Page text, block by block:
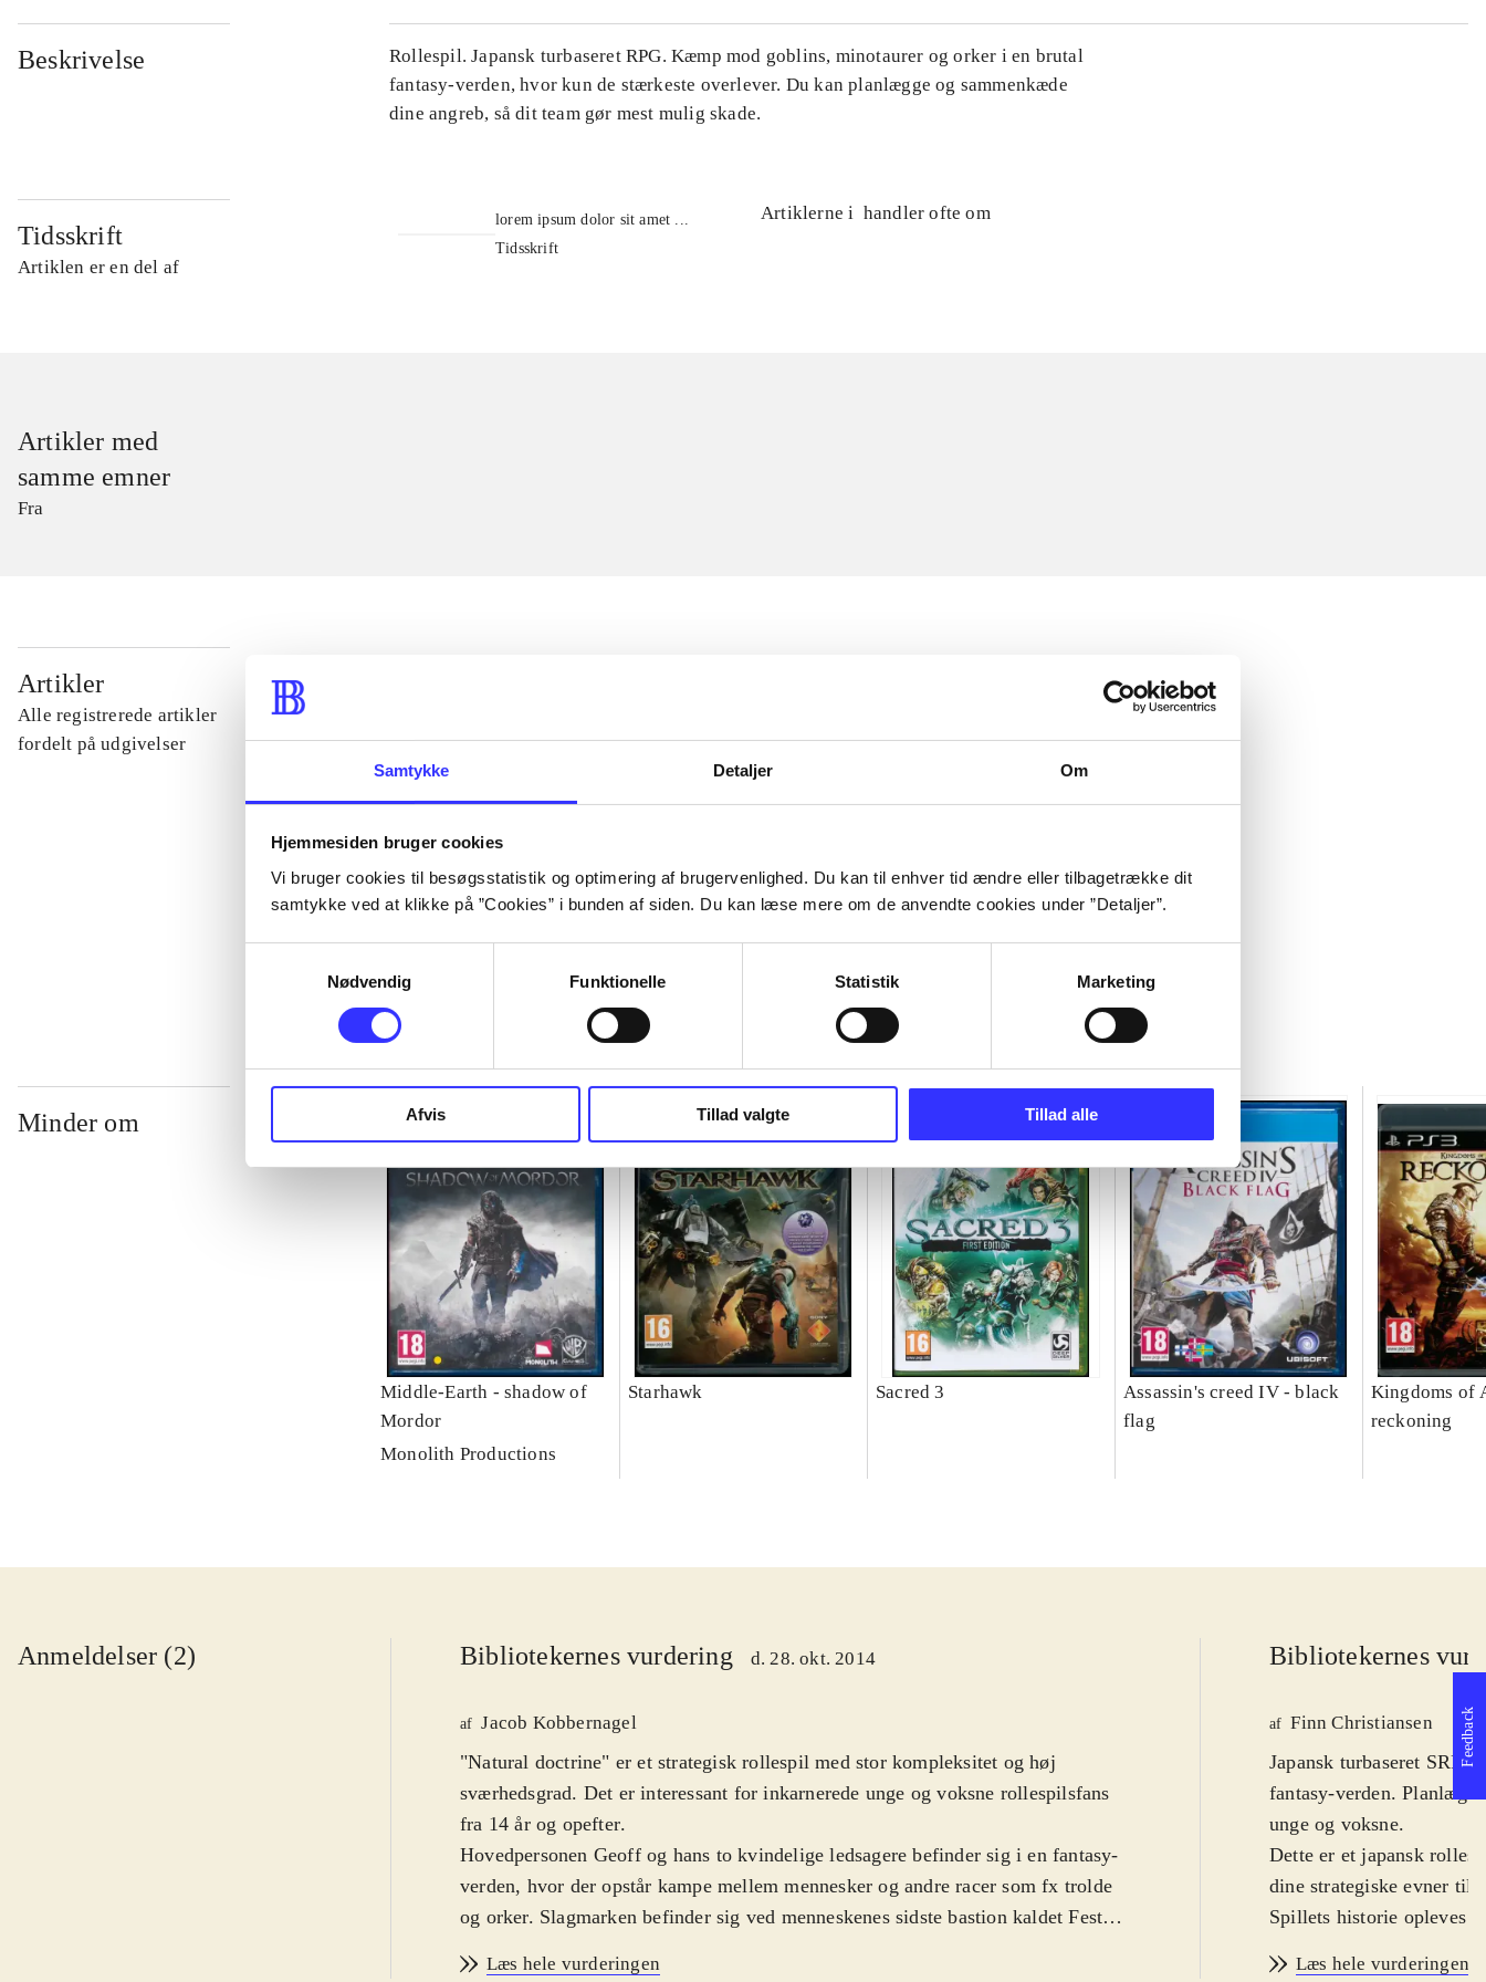
Samtykke Detaljer Om
Hjemmesiden bruger cookies
Vi bruger cookies til besøgsstatistik og optimering af brugervenlighed. Du kan til enhver tid ændre eller tilbagetrække dit
samtykke ved at klikke på ”Cookies” i bunden af siden. Du kan læse mere om de anvendte cookies under ”Detaljer”.
Nødvendig
Funktionelle Statistik Marketing
Afvis Tillad valgte Tillad alle
Beskrivelse
Rollespil. Japansk turbaseret RPG. Kæmp mod goblins, minotaurer og orker i en brutal
fantasy-verden, hvor kun de stærkeste overlever. Du kan planlægge og sammenkæde
dine angreb, så dit team gør mest mulig skade.
Tidsskrift
Artiklen er en del af
lorem ipsum dolor sit amet ...
Tidsskrift
Artiklerne i handler ofte om
Artikler med
samme emner
Fra
Artikler
Alle registrerede artikler
fordelt på udgivelser
...
...
Minder om
Middle-Earth - shadow of
Mordor
Monolith Productions
Starhawk Sacred 3
Assassin's creed IV - black
flag
Kingdoms of
reckoning
Anmeldelser (2) Bibliotekernes vurdering d. 28. okt. 2014
af Jacob Kobbernagel
"Natural doctrine" er et strategisk rollespil med stor kompleksitet og høj
sværhedsgrad. Det er interessant for inkarnerede unge og voksne rollespilsfans
fra 14 år og opefter.
Hovedpersonen Geoff og hans to kvindelige ledsagere befinder sig i en fantasy-
verden, hvor der opstår kampe mellem mennesker og andre racer som fx trolde
og orker. Slagmarken befinder sig ved menneskenes sidste bastion kaldet Feste.
Læs hele vurderingen
Bibliotekernes
af Finn Christiansen
Japansk turbaseret
fantasy-verden. Planlæg
unge og voksne.
Dette er et japansk
dine strategiske evner til
Spillets historie opleves
Læs hele vurderingen
Feedback